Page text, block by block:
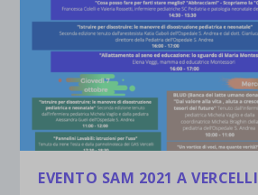
EVENTO SAM 2021 A VERCELLI